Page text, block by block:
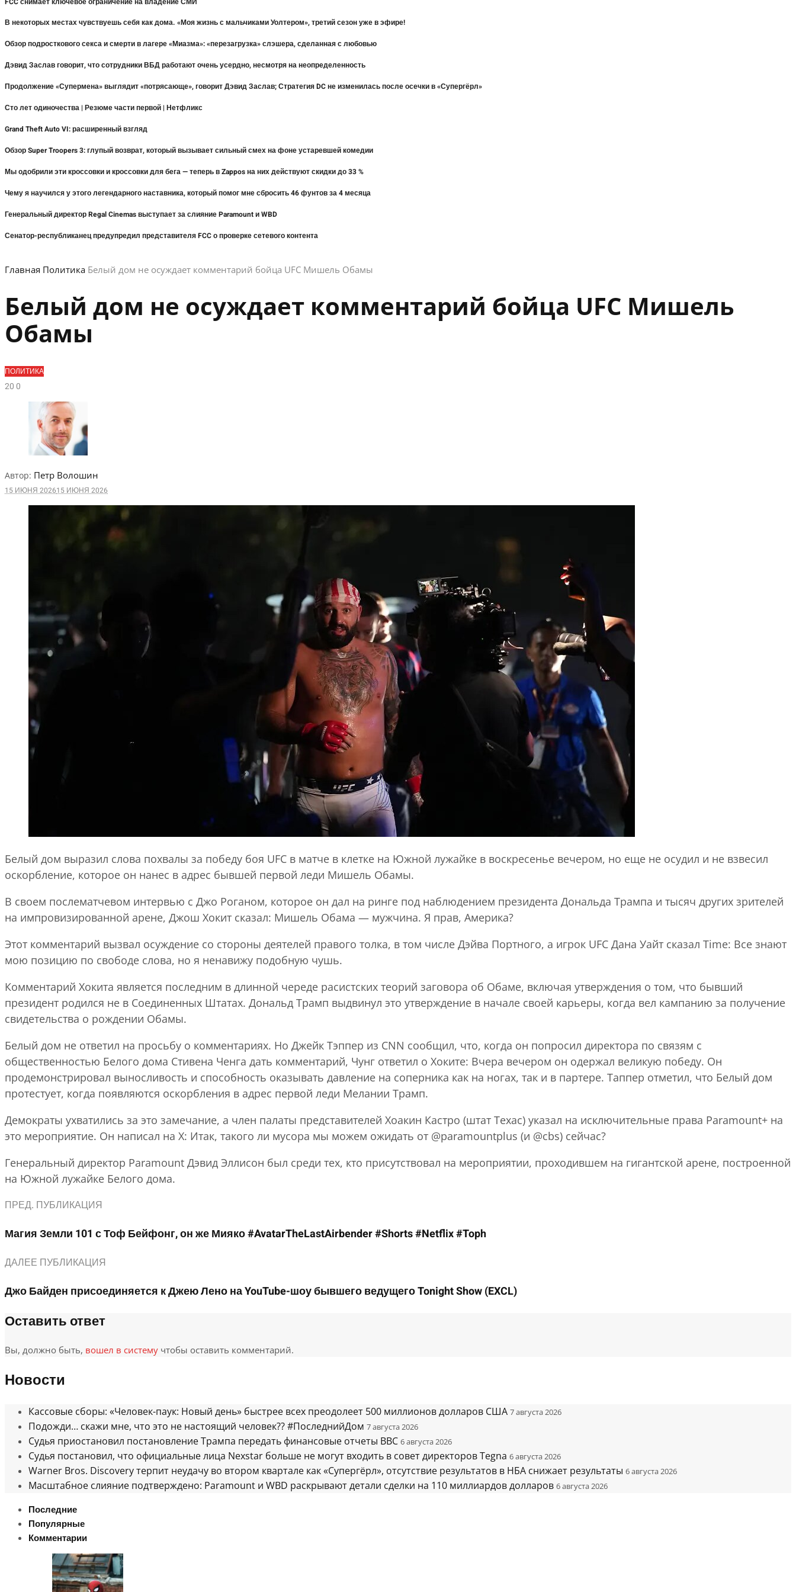
В некоторых местах чувствуешь себя как дома. «Моя жизнь с мальчиками Уолтером», третий сезон уже в эфире!
Обзор подросткового секса и смерти в лагере «Миазма»: «перезагрузка» слэшера, сделанная с любовью
Дэвид Заслав говорит, что сотрудники ВБД работают очень усердно, несмотря на неопределенность
Продолжение «Супермена» выглядит «потрясающе», говорит Дэвид Заслав; Стратегия DC не изменилась после осечки в «Супергёрл»
Сто лет одиночества | Резюме части первой | Нетфликс
Grand Theft Auto VI: расширенный взгляд
Обзор Super Troopers 3: глупый возврат, который вызывает сильный смех на фоне устаревшей комедии
Мы одобрили эти кроссовки и кроссовки для бега — теперь в Zappos на них действуют скидки до 33 %
Чему я научился у этого легендарного наставника, который помог мне сбросить 46 фунтов за 4 месяца
Генеральный директор Regal Cinemas выступает за слияние Paramount и WBD
Сенатор-республиканец предупредил представителя FCC о проверке сетевого контента
Главная Политика Белый дом не осуждает комментарий бойца UFC Мишель Обамы
Белый дом не осуждает комментарий бойца UFC Мишель
Обамы
ПОЛИТИКА
200
Автор: Петр Волошин
15 ИЮНЯ 202615 ИЮНЯ 2026
Белый дом выразил слова похвалы за победу боя UFC в матче в клетке на Южной лужайке в воскресенье вечером, но еще не осудил и не взвесил
оскорбление, которое он нанес в адрес бывшей первой леди Мишель Обамы.
В своем послематчевом интервью с Джо Роганом, которое он дал на ринге под наблюдением президента Дональда Трампа и тысяч других зрителей
на импровизированной арене, Джош Хокит сказал: Мишель Обама — мужчина. Я прав, Америка?
Этот комментарий вызвал осуждение со стороны деятелей правого толка, в том числе Дэйва Портного, а игрок UFC Дана Уайт сказал Time: Все знают
мою позицию по свободе слова, но я ненавижу подобную чушь.
Комментарий Хокита является последним в длинной череде расистских теорий заговора об Обаме, включая утверждения о том, что бывший
президент родился не в Соединенных Штатах. Дональд Трамп выдвинул это утверждение в начале своей карьеры, когда вел кампанию за получение
свидетельства о рождении Обамы.
Белый дом не ответил на просьбу о комментариях. Но Джейк Тэппер из CNN сообщил, что, когда он попросил директора по связям с
общественностью Белого дома Стивена Ченга дать комментарий, Чунг ответил о Хоките: Вчера вечером он одержал великую победу. Он
продемонстрировал выносливость и способность оказывать давление на соперника как на ногах, так и в партере. Таппер отметил, что Белый дом
протестует, когда появляются оскорбления в адрес первой леди Мелании Трамп.
Демократы ухватились за это замечание, а член палаты представителей Хоакин Кастро (штат Техас) указал на исключительные права Paramount+ на
это мероприятие. Он написал на X: Итак, такого ли мусора мы можем ожидать от @paramountplus (и @cbs) сейчас?
Генеральный директор Paramount Дэвид Эллисон был среди тех, кто присутствовал на мероприятии, проходившем на гигантской арене, построенной
на Южной лужайке Белого дома.
ПРЕД. ПУБЛИКАЦИЯ
Магия Земли 101 с Тоф Бейфонг, он же Мияко #AvatarTheLastAirbender #Shorts #Netflix #Toph
ДАЛЕЕ ПУБЛИКАЦИЯ
Джо Байден присоединяется к Джею Лено на YouTube-шоу бывшего ведущего Tonight Show (EXCL)
Оставить ответ
Вы, должно быть, вошел в систему чтобы оставить комментарий.
Новости
Кассовые сборы: «Человек-паук: Новый день» быстрее всех преодолеет 500 миллионов долларов США 7 августа 2026
Подожди… скажи мне, что это не настоящий человек?? #ПоследнийДом 7 августа 2026
Судья приостановил постановление Трампа передать финансовые отчеты BBC 6 августа 2026
Судья постановил, что официальные лица Nexstar больше не могут входить в совет директоров Tegna 6 августа 2026
Warner Bros. Discovery терпит неудачу во втором квартале как «Супергёрл», отсутствие результатов в НБА снижает результаты 6 августа 2026
Масштабное слияние подтверждено: Paramount и WBD раскрывают детали сделки на 110 миллиардов долларов 6 августа 2026
Последние
Популярные
Комментарии